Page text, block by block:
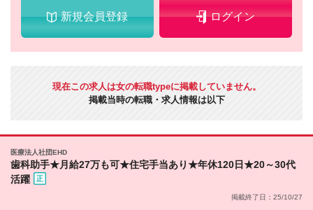
新規会員登録 ログイン
現在この求人は女の転職typeに掲載していません。
掲載当時の転職・求人情報は以下
医療法人社団EHD
歯科助手★月給27万も可★住宅手当あり★年休120日★20～30代
活躍
掲載終了日：25/10/27